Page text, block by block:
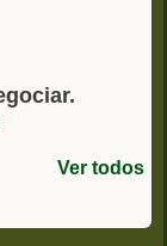
Ver todos